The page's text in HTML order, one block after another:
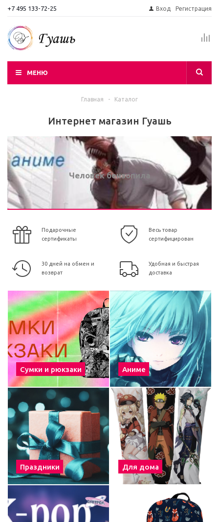
+7 495 133-72-25 Вход Регистрация
МЕНЮ
Главная - Каталог
Интернет магазин Гуашь
Человек бензопила
Подарочные
сертификаты
Весь товар
сертифицирован
30 дней на обмен и
возврат
Удобная и быстрая
доставка
Сумки и рюкзаки Аниме
Праздники Для дома